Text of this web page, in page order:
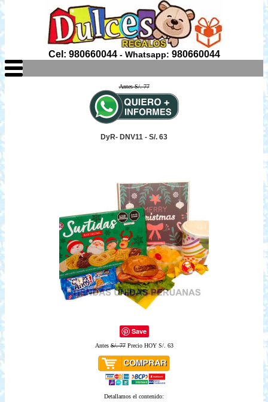
Cel: 980660044- Whatsapp: 980660044
Antes S/. 77
DyR- DNV11 - S/. 63
Save
AntesS/. 77Precio HOY S/. 63
Detallamos el contenido: